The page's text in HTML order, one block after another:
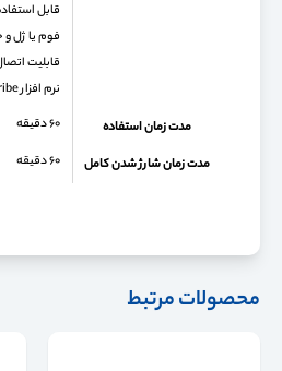
قابل
فوم یا ژل
قابلیت
نرم افزار GroomTribe
مدت زمان استفاده
۶۰ دقیقه
مدت زمان شارژ شدن کامل ۶۰ دقیقه
محصولات مرتبط